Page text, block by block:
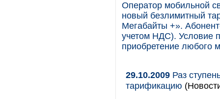
Оператор мобильной
новый безлимитный
Мегабайты +».
учетом НДС). Условие
приобретение любого
29.10.2009 Раз
тарификацию